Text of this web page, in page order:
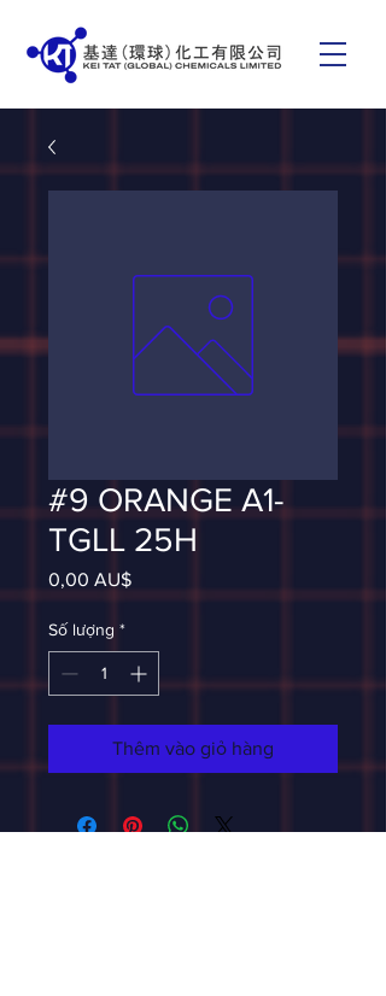
#9 ORANGE A1-
TGLL 25H
0,00 AU$Giá
Số lượng *
Thêm vào giỏ hàng